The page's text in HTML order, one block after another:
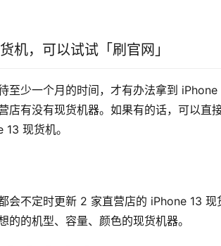
机，可以试试「刷官网」
至少一个月的时间，才有办法拿到
店有没有现货机器。如果有的话，可以直
现货机。
会不定时更新 2 家直营店的 iPhone 13
的的机型、容量、颜色的现货机器。